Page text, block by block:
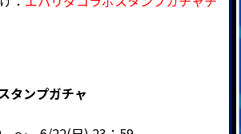
タンプガチャ